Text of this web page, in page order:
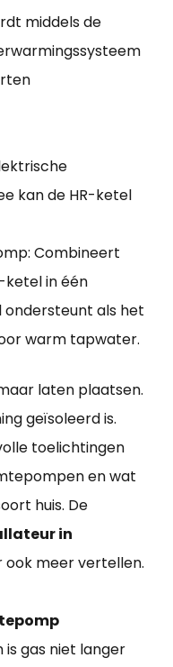
middels de
kan de HR-ketel
Combineert
in één
ondersteunt als het
warm tapwater.
laten plaatsen.
geïsoleerd is.
toelichtingen
en wat
huis. De
in
ook meer vertellen.
gas niet langer